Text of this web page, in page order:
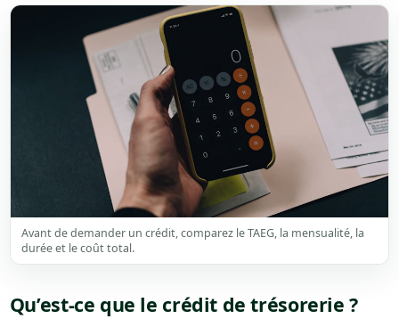
Avant de demander un crédit, comparez le TAEG, la mensualité, la
durée et le coût total.
Qu’est-ce que le crédit de trésorerie ?